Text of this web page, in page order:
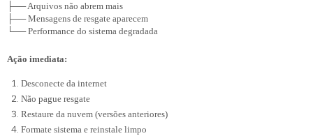
├── Arquivos não abrem mais
├── Mensagens de resgate aparecem
Ação imediata:
Desconecte da internet
Não pague resgate
Restaure da nuvem (versões anteriores)
Formate sistema e reinstale limpo